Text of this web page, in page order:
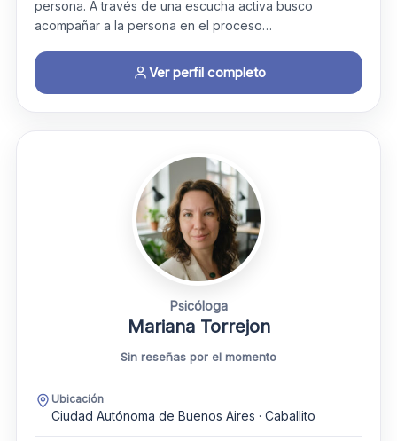
persona. A través de una escucha activa busco
acompañar a la persona en el proceso…
Ver perfil completo
Psicóloga
Mariana Torrejon
Sin reseñas por el momento
Ubicación
Ciudad Autónoma de Buenos Aires · Caballito